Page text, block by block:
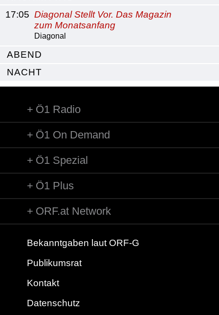
17:05 Diagonal Stellt Vor. Das Magazin
zum Monatsanfang
Diagonal
ABEND
NACHT
Ö1 Radio
Ö1 On Demand
Ö1 Spezial
Ö1 Plus
ORF.at Network
Bekanntgaben laut ORF-G
Publikumsrat
Kontakt
Datenschutz